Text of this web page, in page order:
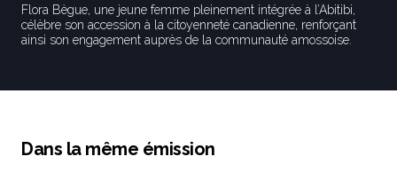
Flora Bègue, une jeune femme pleinement intégrée à l’Abitibi,
célèbre son accession à la citoyenneté canadienne, renforçant
ainsi son engagement auprès de la communauté amossoise.
Dans la même émission